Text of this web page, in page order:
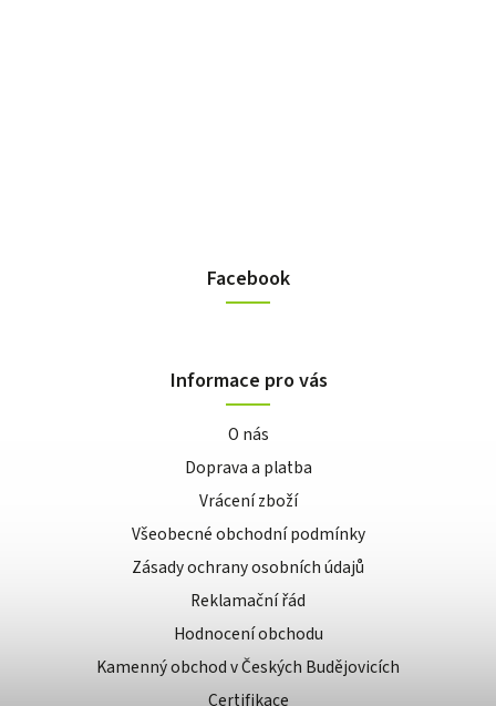
Facebook
Informace pro vás
O nás
Doprava a platba
Vrácení zboží
Všeobecné obchodní podmínky
Zásady ochrany osobních údajů
Reklamační řád
Hodnocení obchodu
Kamenný obchod v Českých Budějovicích
Certifikace